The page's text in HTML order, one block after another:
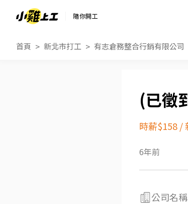
隨你開工
首頁 新北市打工 有志倉務整合行銷有限公司
時薪$158/
6年前
公司名稱